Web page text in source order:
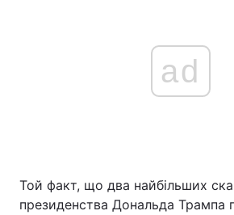
Головна Війна
ad
Той факт, що два найбільших
президенства Дональда Трампа